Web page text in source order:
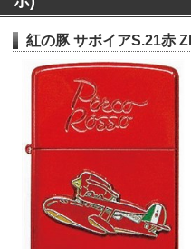
紅の豚 サボイアS.21赤